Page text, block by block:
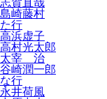
志賀直哉
島崎藤村
た行
高浜虚子
高村光太郎
太宰 治
谷崎潤一郎
な行
永井荷風